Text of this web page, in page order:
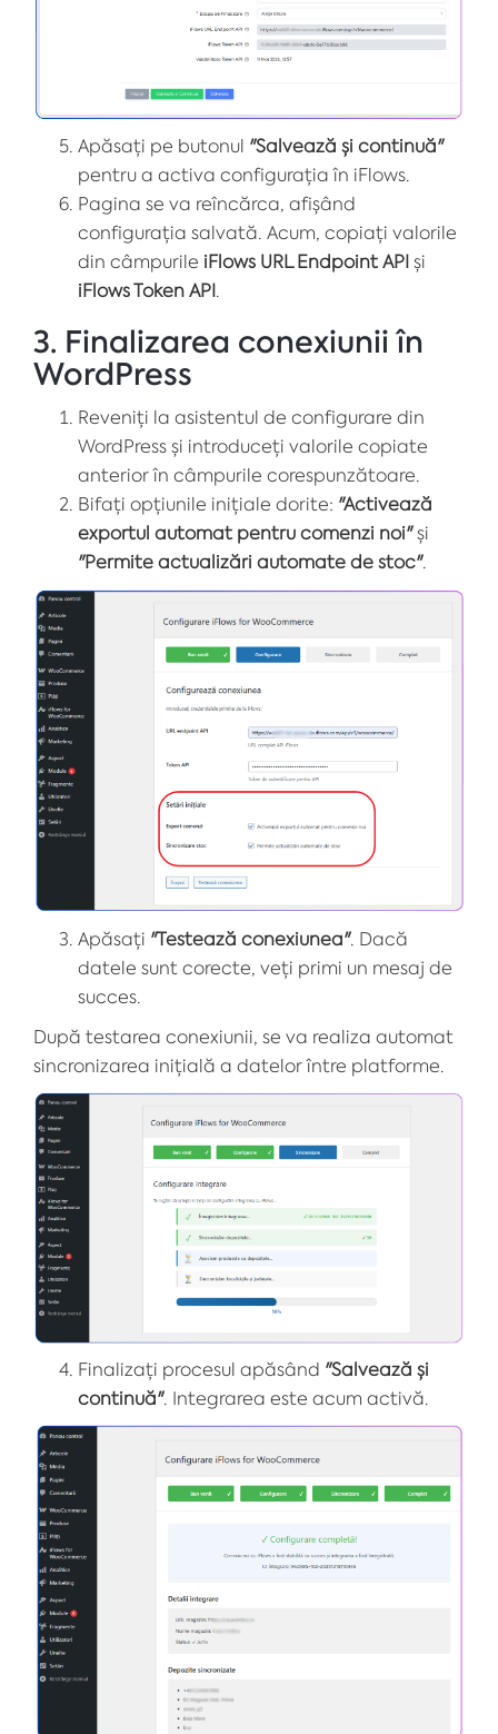
Apăsați pe butonul "Salvează și continuă"
pentru a activa configurația în iFlows.
Pagina se va reîncărca, afișând
configurația salvată. Acum, copiați valorile
din câmpurile iFlows URL Endpoint API și
iFlows Token API.
3. Finalizarea conexiunii în
WordPress
Reveniți la asistentul de configurare din
WordPress și introduceți valorile copiate
anterior în câmpurile corespunzătoare.
Bifați opțiunile inițiale dorite: "Activează
exportul automat pentru comenzi noi"și
"Permite actualizări automate de stoc".
Apăsați "Testează conexiunea". Dacă
datele sunt corecte, veți primi un mesaj de
succes.
După testarea conexiunii, se va realiza automat
sincronizarea inițială a datelor între platforme.
Finalizați procesul apăsând "Salvează și
continuă". Integrarea este acum activă.